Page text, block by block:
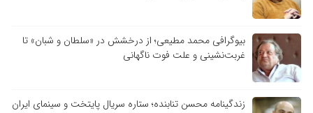
بیوگرافی محمد مطیعی؛ از درخشش در «سلطان و شبان» تا
غربت‌نشینی و علت فوت ناگهانی
زندگینامه محسن تنابنده؛ ستاره سریال پایتخت و سینمای ایران